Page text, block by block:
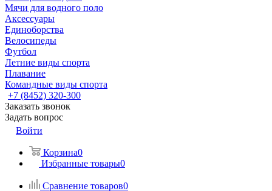
Мячи для водного поло
Аксессуары
Единоборства
Велосипеды
Футбол
Летние виды спорта
Плавание
Командные виды спорта
+7 (8452) 320-300
Заказать звонок
Задать вопрос
Войти
Корзина0
Избранные товары0
Сравнение товаров0